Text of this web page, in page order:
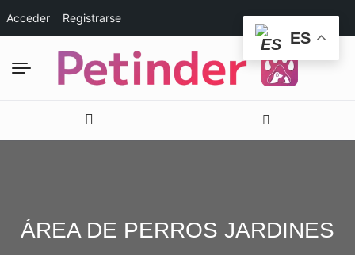
Acceder Registrarse
ÁREA DE PERROS JARDINES
ES